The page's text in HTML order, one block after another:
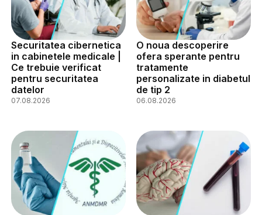
Securitatea cibernetica
in cabinetele medicale |
Ce trebuie verificat
pentru securitatea
datelor
07.08.2026
O noua descoperire
ofera sperante pentru
tratamente
personalizate in diabetul
de tip 2
06.08.2026